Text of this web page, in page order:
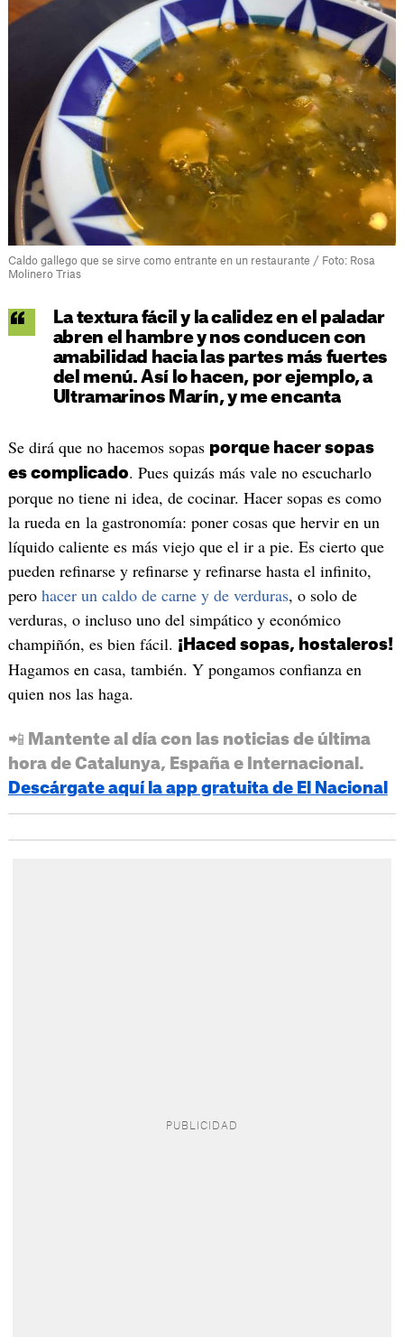
Caldo gallego que se sirve como entrante en un restaurante / Foto: Rosa
Molinero Trias
La textura fácil y la calidez en el paladar
abren el hambre y nos conducen con
amabilidad hacia las partes más fuertes
del menú. Así lo hacen, por ejemplo, a
Ultramarinos Marín, y me encanta
Se dirá que no hacemos sopas porque hacer sopas
es complicado. Pues quizás más vale no escucharlo
porque no tiene ni idea, de cocinar. Hacer sopas es como
la rueda en la gastronomía: poner cosas que hervir en un
líquido caliente es más viejo que el ir a pie. Es cierto que
pueden refinarse y refinarse y refinarse hasta el infinito,
pero hacer un caldo de carne y de verduras, o solo de
verduras, o incluso uno del simpático y económico
champiñón, es bien fácil. ¡Haced sopas, hostaleros!
Hagamos en casa, también. Y pongamos confianza en
quien nos las haga.
📲 Mantente al día con las noticias de última
hora de Catalunya, España e Internacional.
Descárgate aquí la app gratuita de El Nacional